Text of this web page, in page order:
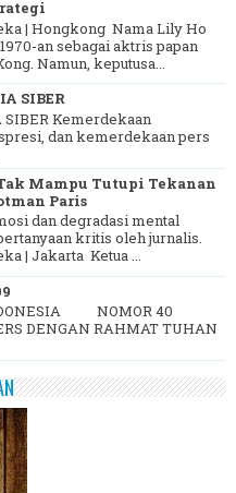
| Hongkong Nama Lily Ho
an sebagai aktris papan
Namun, keputusa...
SIBER
Kemerdekaan
dan kemerdekaan pers
Mampu Tutupi Tekanan
Paris
dan degradasi mental
kritis oleh jurnalis.
| Jakarta Ketua ...
NOMOR 40
RAHMAT TUHAN